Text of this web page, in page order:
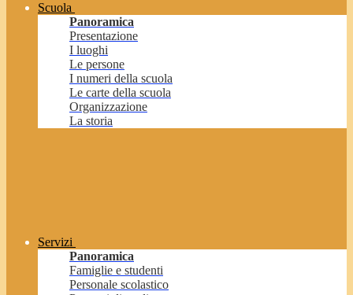
Scuola
Panoramica
Presentazione
I luoghi
Le persone
I numeri della scuola
Le carte della scuola
Organizzazione
La storia
Servizi
Panoramica
Famiglie e studenti
Personale scolastico